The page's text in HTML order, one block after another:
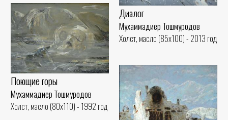
Диалог
Мухаммадиер Тошмуродов
Холст, масло (85x100) - 2013 год
Поющие горы
Мухаммадиер Тошмуродов
Холст, масло (80x110) - 1992 год